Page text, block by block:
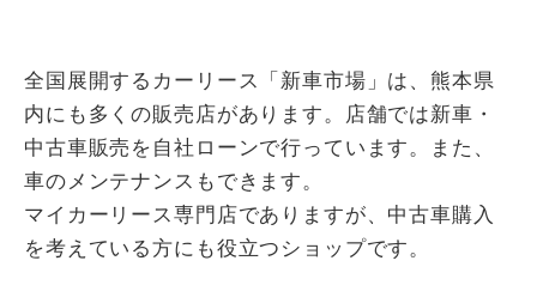
全国展開するカーリース「新車市場」は、熊本県
内にも多くの販売店があります。店舗では新車・
中古車販売を自社ローンで行っています。また、
車のメンテナンスもできます。
マイカーリース専門店でありますが、中古車購入
を考えている方にも役立つショップです。